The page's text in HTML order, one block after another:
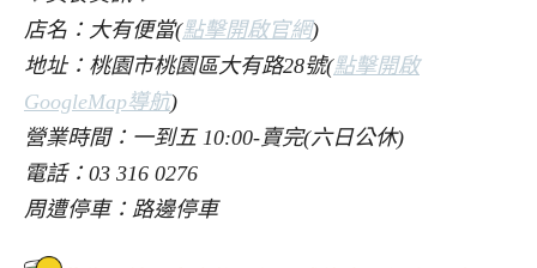
店名：大有便當(點擊開啟官網)
地址：桃園市桃園區大有路28號(點擊開啟
GoogleMap導航)
營業時間：一到五 10:00-賣完(六日公休)
電話：03 316 0276
周遭停車：路邊停車